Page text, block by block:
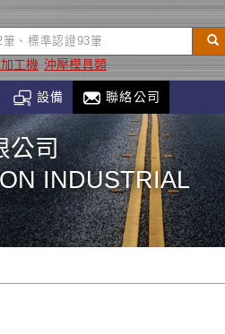
工機 沖壓模具類
設備 聯絡公司
公司
INDUSTRIAL